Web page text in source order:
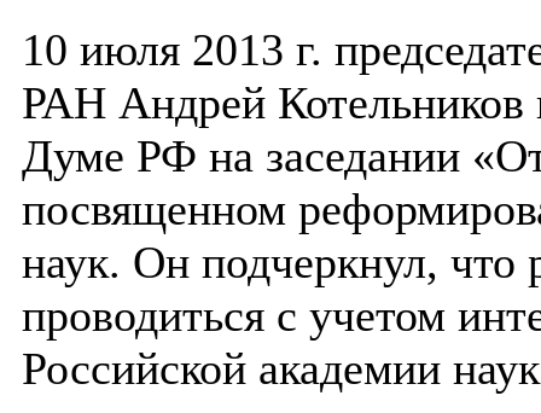
10 июля 2013 г.
РАН Андрей Котельников
Думе РФ на заседании
посвященном
наук. Он подчеркнул,
проводиться с учетом
Российской академии